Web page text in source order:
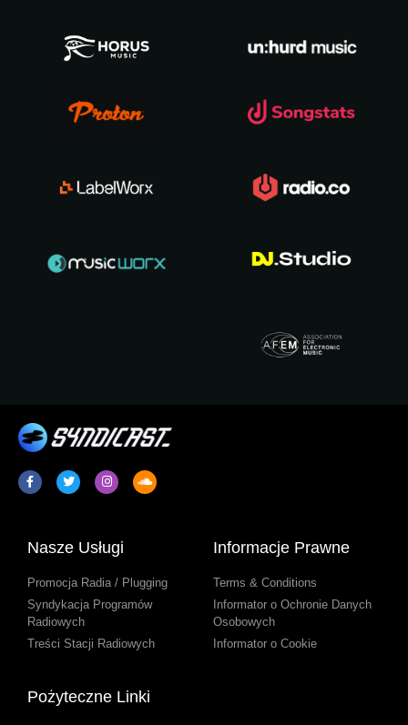
Nasze Usługi
Promocja Radia / Plugging
Syndykacja Programów
Radiowych
Treści Stacji Radiowych
Informacje Prawne
Terms & Conditions
Informator o Ochronie Danych
Osobowych
Informator o Cookie
Pożyteczne Linki